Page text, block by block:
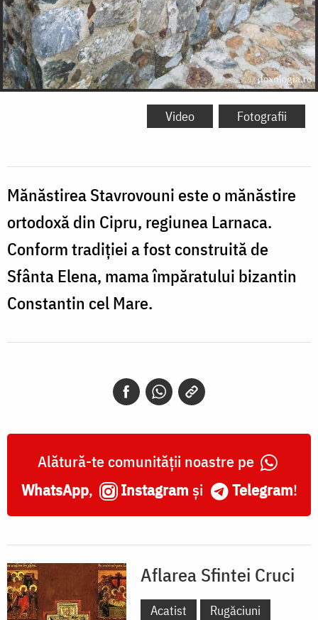
Video Fotografii
Mănăstirea Stavrovouni este o mănăstire
ortodoxă din Cipru, regiunea Larnaca.
Conform tradiției a fost construită de
Sfânta Elena, mama împăratului bizantin
Constantin cel Mare.
Alătură-te comunității noastre pe
WhatsApp, Instagram și Telegram!
Aflarea Sfintei Cruci
Acatist
Rugăciuni